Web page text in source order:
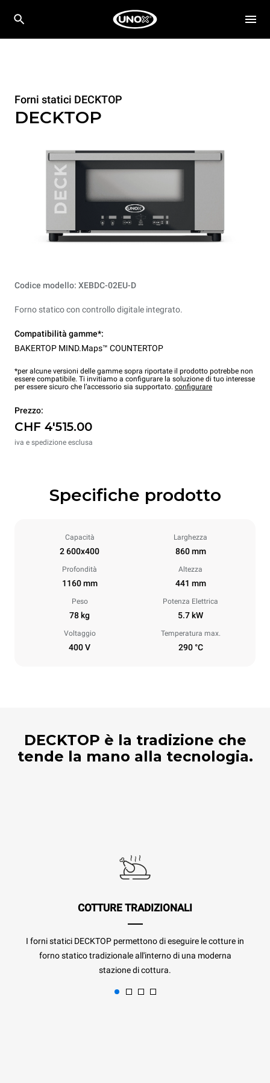
Forni statici DECKTOP
DECKTOP
Codice modello: XEBDC-02EU-D
Forno statico con controllo digitale integrato.
Compatibilità gamme*:
BAKERTOP MIND.Maps™ COUNTERTOP
*per alcune versioni delle gamme sopra riportate il prodotto potrebbe non
essere compatibile. Ti invitiamo a configurare la soluzione di tuo interesse
per essere sicuro che l’accessorio sia supportato. configurare
Prezzo:
CHF 4'515.00
iva e spedizione esclusa
Specifiche prodotto
Capacità
2 600x400
Larghezza
860 mm
Profondità
1160 mm
Altezza
441 mm
Peso
78 kg
Potenza Elettrica
5.7 kW
Voltaggio
400 V
Temperatura max.
290 °C
DECKTOP è la tradizione che
tende la mano alla tecnologia.
COTTURE TRADIZIONALI
I forni statici DECKTOP permettono di eseguire le cotture in
forno statico tradizionale all'interno di una moderna
stazione di cottura.